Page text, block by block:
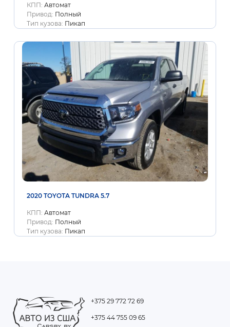
КПП: Автомат
Привод: Полный
Тип кузова: Пикап
2020 TOYOTA TUNDRA 5.7
КПП: Автомат
Привод: Полный
Тип кузова: Пикап
+375 29 772 72 69
+375 44 755 09 65